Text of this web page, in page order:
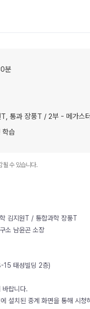
분
통과 장풍T / 2부 - 메가스
학습
될 수 있습니다.
김지원T / 통합과학 장풍T
소 남윤곤 소장
15 태성빌딩 2층)
바랍니다.
설치된 중계 화면을 통해 시청